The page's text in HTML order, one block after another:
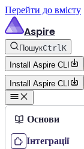
Перейти до вмісту
Aspire
ПошукCtrlK
Install Aspire CLI
Install Aspire CLI
Основи
Інтеграції